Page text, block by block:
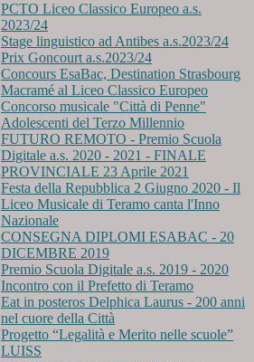
PCTO Liceo Classico Europeo a.s.
2023/24
Stage linguistico ad Antibes a.s.2023/24
Prix Goncourt a.s.2023/24
Concours EsaBac, Destination Strasbourg
Macramé al Liceo Classico Europeo
Concorso musicale "Città di Penne"
Adolescenti del Terzo Millennio
FUTURO REMOTO - Premio Scuola
Digitale a.s. 2020 - 2021 - FINALE
PROVINCIALE 23 Aprile 2021
Festa della Repubblica 2 Giugno 2020 - Il
Liceo Musicale di Teramo canta l'Inno
Nazionale
CONSEGNA DIPLOMI ESABAC - 20
DICEMBRE 2019
Premio Scuola Digitale a.s. 2019 - 2020
Incontro con il Prefetto di Teramo
Eat in posteros Delphica Laurus - 200 anni
nel cuore della Città
Progetto “Legalità e Merito nelle scuole”
LUISS